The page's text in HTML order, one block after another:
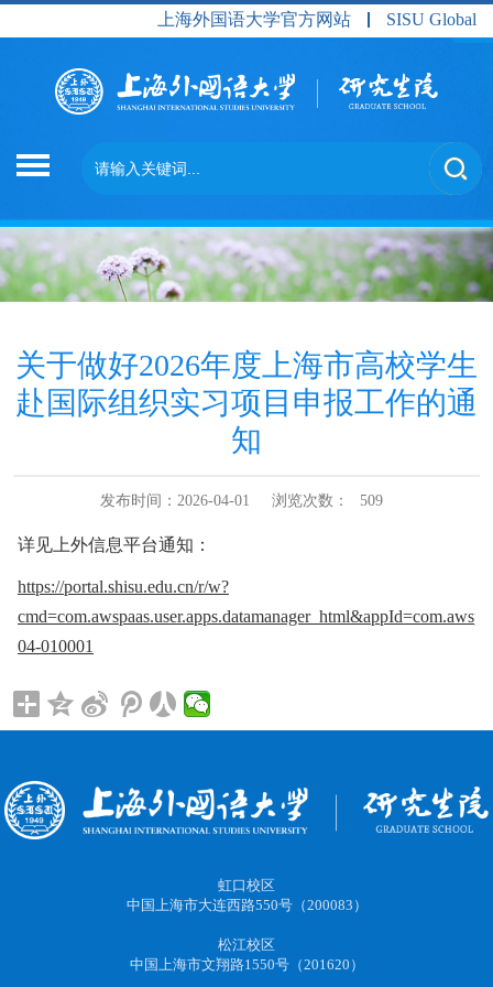
上海外国语大学官方网站 SISU Global
关于做好2026年度上海市高校学生
赴国际组织实习项目申报工作的通
知
发布时间：2026-04-01 浏览次数： 509
详见上外信息平台通知：
https://portal.shisu.edu.cn/r/w?
04-010001
虹口校区
中国上海市大连西路550号（200083）
松江校区
中国上海市文翔路1550号（201620）